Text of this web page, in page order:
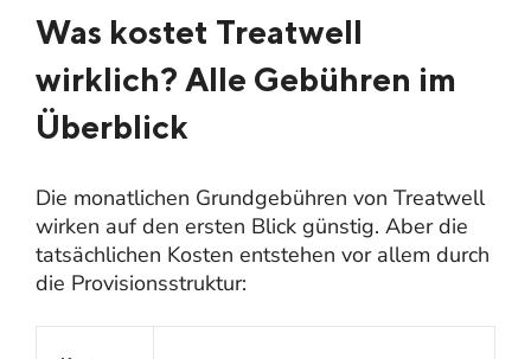
Was kostet Treatwell
wirklich? Alle Gebühren im
Überblick
Die monatlichen Grundgebühren von Treatwell
wirken auf den ersten Blick günstig. Aber die
tatsächlichen Kosten entstehen vor allem durch
die Provisionsstruktur: